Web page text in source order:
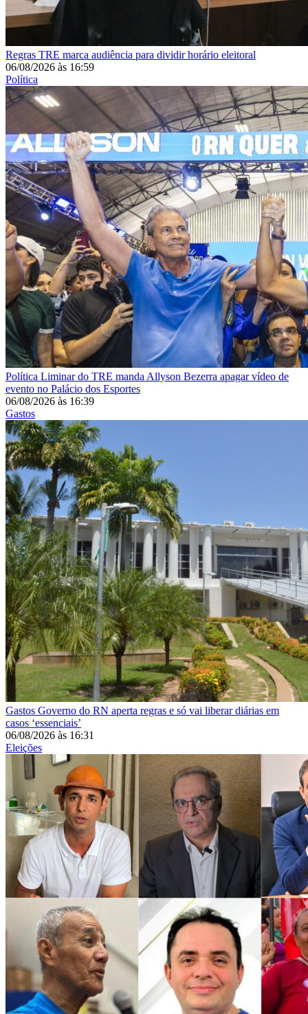
Regras TRE marca audiência para dividir horário eleitoral
06/08/2026 às 16:59
Política
Política Liminar do TRE manda Allyson Bezerra apagar vídeo de
evento no Palácio dos Esportes
06/08/2026 às 16:39
Gastos
Gastos Governo do RN aperta regras e só vai liberar diárias em
casos ‘essenciais’
06/08/2026 às 16:31
Eleições